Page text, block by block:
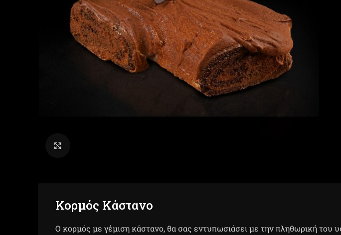
Κορμός Κάστανο
Ο κορμός με γέμιση κάστανο, θα σας εντυπωσιάσει με την πληθωρική του